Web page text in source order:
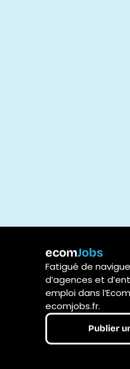
ecomJobs
Fatigué de
d’agences et
emploi dans
ecomjobs.fr.
Publier